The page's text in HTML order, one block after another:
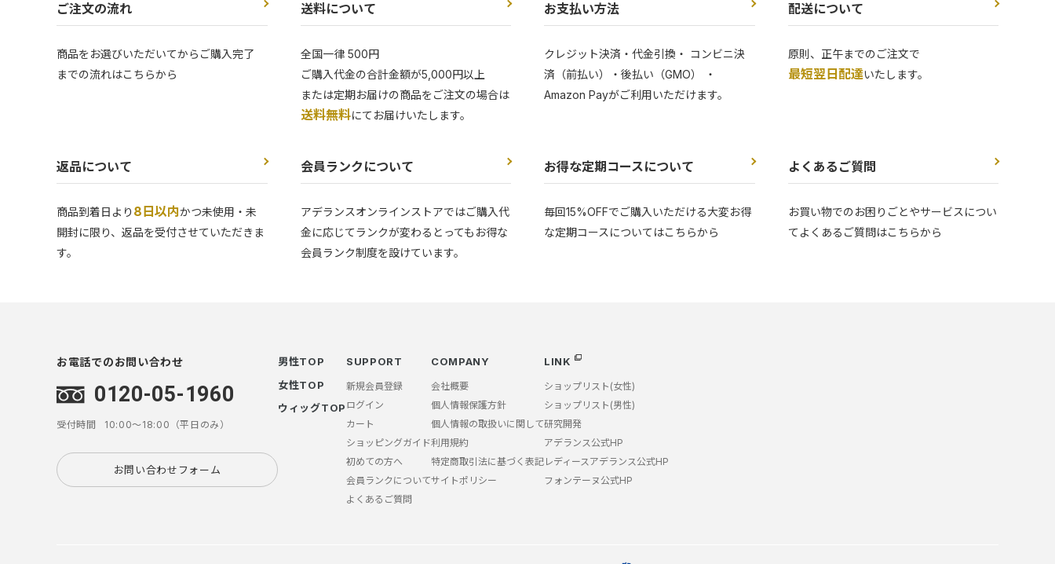
ご注文の流れ
商品をお選びいただいてからご購入完了
までの流れはこちらから
送料について
全国一律 500円
ご購入代金の合計金額が5,000円以上
または定期お届けの商品をご注文の場合は
送料無料にてお届けいたします。
お支払い方法
クレジット決済・代金引換・ コンビニ決
済（前払い）・後払い（GMO） ・
Amazon Payがご利用いただけます。
配送について
原則、正午までのご注文で
最短翌日配達いたします。
返品について
商品到着日より 8日以内かつ未使用・未
開封に限り、返品を受付させていただきま
す。
会員ランクについて
アデランスオンラインストアではご購入代
金に応じてランクが変わるとってもお得な
会員ランク制度を設けています。
お得な定期コースについて
毎回15%OFFでご購入いただける大変お得
な定期コースについてはこちらから
よくあるご質問
お買い物でのお困りごとやサービスについ
てよくあるご質問はこちらから
お電話でのお問い合わせ
0120-05-1960
受付時間 10:00～18:00（平日のみ）
お問い合わせフォーム
男性TOP
女性TOP
ウィッグTOP
SUPPORT
新規会員登録
ログイン
カート
ショッピングガイド
初めての方へ
会員ランクについて
よくあるご質問
COMPANY
会社概要
個人情報保護方針
個人情報の取扱いに関して
利用規約
特定商取引法に基づく表記
サイトポリシー
LINK
ショップリスト(女性)
ショップリスト(男性)
研究開発
アデランス公式HP
レディースアデランス公式HP
フォンテーヌ公式HP